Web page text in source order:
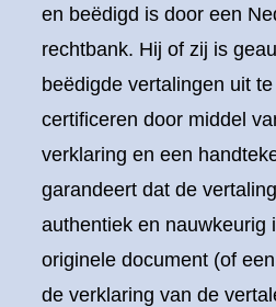
en beëdigd is door een
rechtbank. Hij of zij is
beëdigde vertalingen uit
certificeren door middel
verklaring en een
garandeert dat de
authentiek en nauwkeurig
originele document (of
de verklaring van de